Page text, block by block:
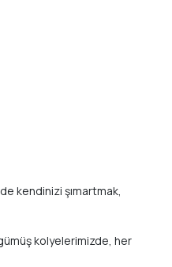
kendinizi şımartmak,
kolyelerimizde, her